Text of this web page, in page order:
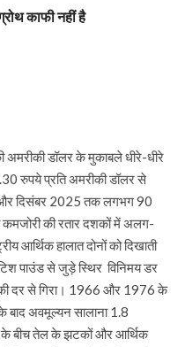
काफी नहीं है
अमरीकी डॉलर के मुकाबले धीरे-धीरे
रुपये प्रति अमरीकी डॉलर से
दिसंबर 2025 तक लगभग 90
कमजोरी की रतार दशकों में अलग-
आर्थिक हालात दोनों को दिखाती
पाउंड से जुड़े स्थिर विनिमय डर
दर से गिरा। 1966 और 1976 के
अवमूल्यन सालाना 1.8
के बीच तेल के झटकों और आर्थिक